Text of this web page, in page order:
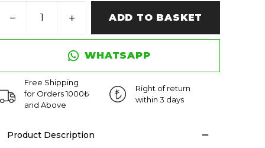
ADD TO BASKET
WHATSAPP
Free Shipping
for Orders 1000₺
and Above
Right of return
within 3 days
Product Description